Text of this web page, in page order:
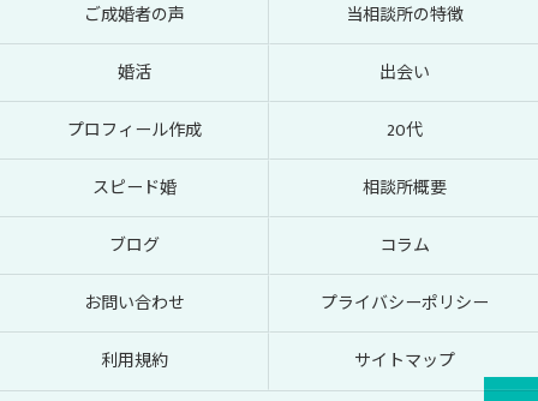
ご成婚者の声 当相談所の特徴
婚活 出会い
プロフィール作成 20代
スピード婚 相談所概要
ブログ コラム
お問い合わせ プライバシーポリシー
利用規約 サイトマップ